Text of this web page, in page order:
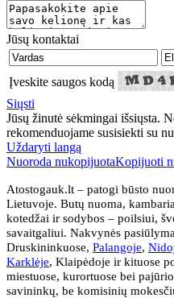
Jūsų kontaktai
Įveskite saugos kodą
Siųsti
Jūsų žinutė sėkmingai išsiųsta.
rekomenduojame susisiekti su
Uždaryti langą
Nuoroda nukopijuotaKopijuoti
Atostogauk.lt – patogi būsto
Lietuvoje. Butų nuoma,
kotedžai ir sodybos – poilsiui,
savaitgaliui. Nakvynės
Druskininkuose, Palangoje,
Karklėje, Klaipėdoje ir kituose
miestuose, kurortuose bei
savininkų, be komisinių